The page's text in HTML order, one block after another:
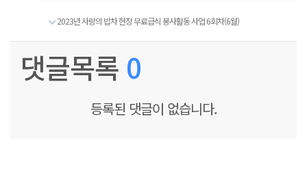
2023년 사랑의 밥차 현장 무료급식 봉사활동 사업 6회차(6월)
댓글목록 0
등록된 댓글이 없습니다.